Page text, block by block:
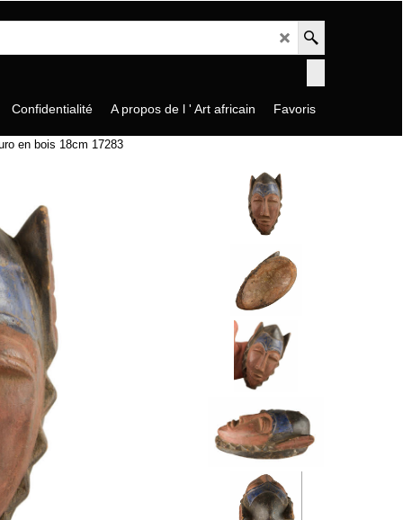
Confidentialité A propos de l ' Art africain Favoris
en bois 18cm 17283